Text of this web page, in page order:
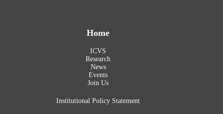
Home
ICVS
Research
News
Events
Join Us
Institutional Policy Statement